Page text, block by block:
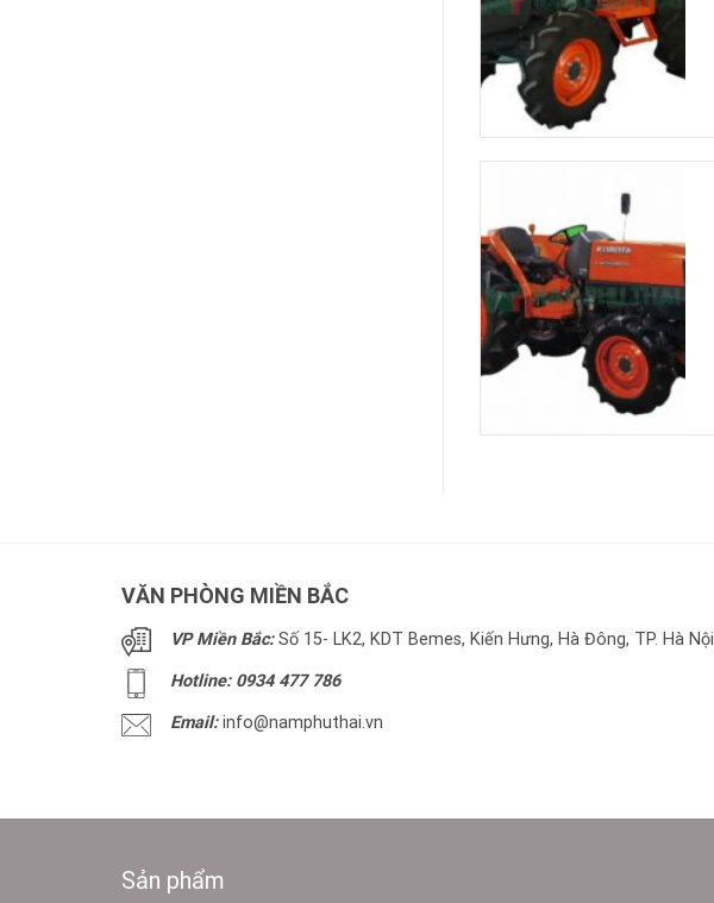
VĂN PHÒNG MIỀN BẮC
VP Miền Bắc:Số 15- LK2, KDT Bemes, Kiến Hưng, Hà Đông, TP. Hà Nội
Hotline: 0934 477 786
Email:info@namphuthai.vn
Sản phẩm